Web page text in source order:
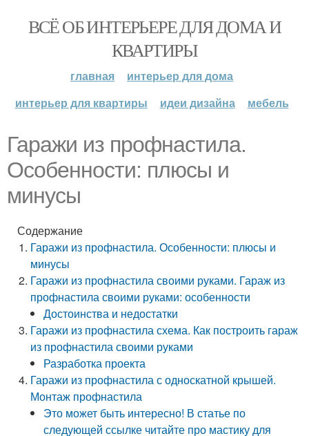
ВСЁ ОБ ИНТЕРЬЕРЕ ДЛЯ ДОМА И
КВАРТИРЫ
главная
интерьер для дома
интерьер для квартиры
идеи дизайна мебель
Гаражи из профнастила.
Особенности: плюсы и
минусы
Содержание
Гаражи из профнастила. Особенности: плюсы и
минусы
Гаражи из профнастила своими руками. Гараж из
профнастила своими руками: особенности
Достоинства и недостатки
Гаражи из профнастила схема. Как построить гараж
из профнастила своими руками
Разработка проекта
Гаражи из профнастила с односкатной крышей.
Монтаж профнастила
Это может быть интересно! В статье по
следующей ссылке читайте про мастику для